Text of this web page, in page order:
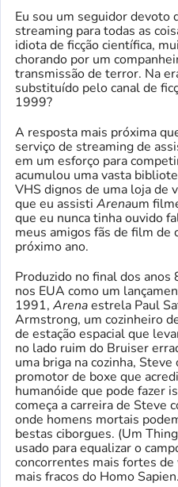
Eu sou um seguidor devoto
streaming para todas as
idiota de ficção científica,
chorando por um
transmissão de terror. Na
substituído pelo canal de
1999?
A resposta mais próxima
serviço de streaming de
em um esforço para
acumulou uma vasta
VHS dignos de uma loja de
que eu assisti Arenaum
que eu nunca tinha ouvido
meus amigos fãs de film de
próximo ano.
Produzido no final dos anos
nos EUA como um
1991, Arenaestrela Paul
Armstrong, um cozinheiro
de estação espacial que
no lado ruim do Bruiser
uma briga na cozinha, Steve
promotor de boxe que
humanóide que pode fazer
começa a carreira de Steve
onde homens mortais
bestas ciborgues. (Um
usado para equalizar o
concorrentes mais fortes
mais fracos do Homo